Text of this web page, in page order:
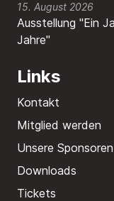
15. August 2026
Ausstellung "Ein
Jahre"
Links
Kontakt
Mitglied werden
Unsere Sponsoren
Downloads
Tickets